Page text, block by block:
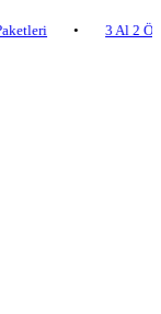
• 3 Al 2 Öde •